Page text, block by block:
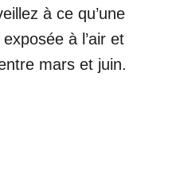
à ce qu’une
à l’air et
mars et juin.